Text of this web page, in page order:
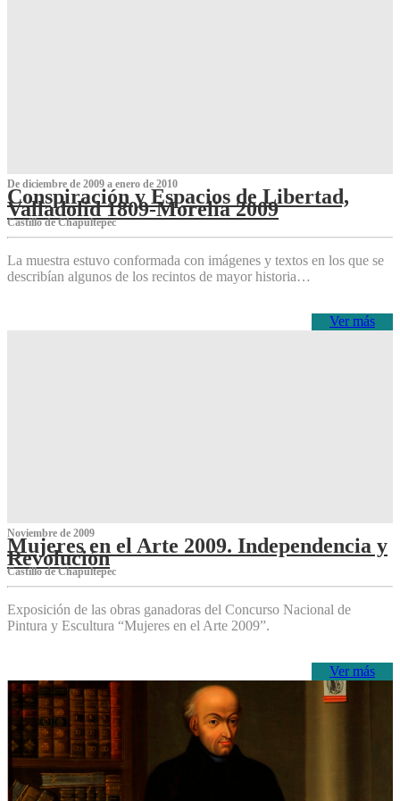
De diciembre de 2009 a enero de 2010
Conspiración y Espacios de Libertad,
Valladolid 1809-Morelia 2009
Castillo de Chapultepec
La muestra estuvo conformada con imágenes y textos en los que se
describían algunos de los recintos de mayor historia…
Ver más
Noviembre de 2009
Mujeres en el Arte 2009. Independencia y
Revolución
Castillo de Chapultepec
Exposición de las obras ganadoras del Concurso Nacional de
Pintura y Escultura “Mujeres en el Arte 2009”.
Ver más